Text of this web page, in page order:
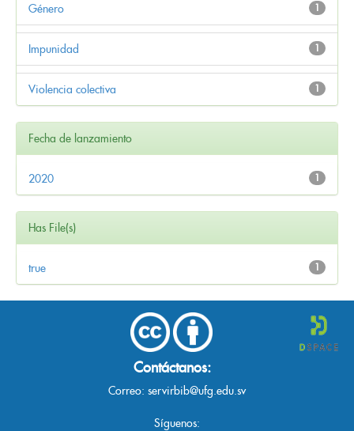
1
Género
1
Impunidad
1
Violencia colectiva
Fecha de lanzamiento
1
2020
Has File(s)
1
true
Contáctanos:
Correo: servirbib@ufg.edu.sv
Síguenos: